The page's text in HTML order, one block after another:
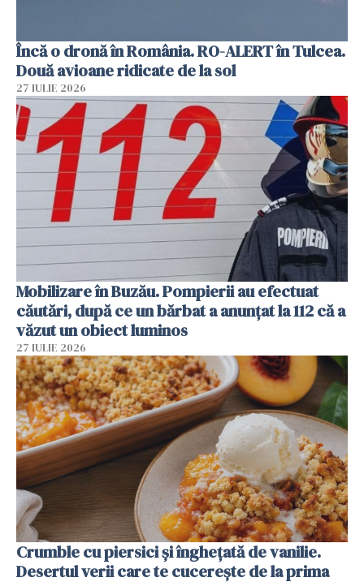
Încă o dronă în România. RO-ALERT în Tulcea.
Două avioane ridicate de la sol
27 IULIE 2026
Mobilizare în Buzău. Pompierii au efectuat
căutări, după ce un bărbat a anunțat la 112 că a
văzut un obiect luminos
27 IULIE 2026
Crumble cu piersici și înghețată de vanilie.
Desertul verii care te cucerește de la prima